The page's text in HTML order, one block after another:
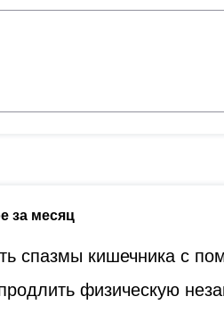
за месяц
спазмы кишечника с
физическую